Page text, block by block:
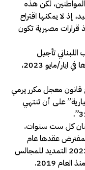
لكن هذه
إذ لا يمكنها اقتراح
قرارات مصيرية تكون
النواب اللبناني تأجيل
الانتخابات البلدية التي كان من المزمع عقدها في ايار/مايو 2023،
قانون معجل مكرر يرمي
على أن تنتهي
لبنان كل ست سنوات.
وكان من المفترض عقدها عام
2022، إلا أن البرلمان أقرّ في مارس/ آذار 2022 التمديد للمجالس
2019.